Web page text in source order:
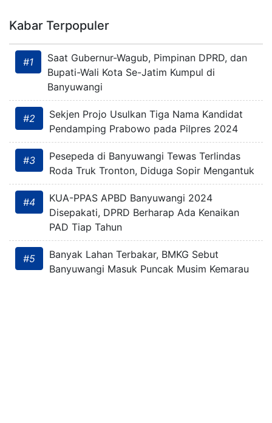
Kabar Terpopuler
#1
Saat Gubernur-Wagub, Pimpinan DPRD, dan
Bupati-Wali Kota Se-Jatim Kumpul di
Banyuwangi
#2
Sekjen Projo Usulkan Tiga Nama Kandidat
Pendamping Prabowo pada Pilpres 2024
#3
Pesepeda di Banyuwangi Tewas Terlindas
Roda Truk Tronton, Diduga Sopir Mengantuk
#4
KUA-PPAS APBD Banyuwangi 2024
Disepakati, DPRD Berharap Ada Kenaikan
PAD Tiap Tahun
#5
Banyak Lahan Terbakar, BMKG Sebut
Banyuwangi Masuk Puncak Musim Kemarau